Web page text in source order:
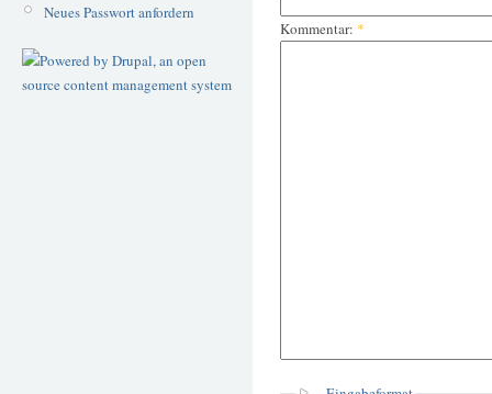
Neues Passwort anfordern
Kommentar: *